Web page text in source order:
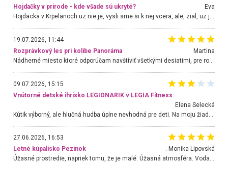
Hojdačky v prírode - kde všade sú ukryté?
Eva
Hojdacka v Krpelanoch uz nie je, vysli sme si k nej vcera, ale, zial, uz je znicena. Ak sem planujete cestu len kvoli hojdacke, mozete si ju usetrit. Krasny vyhlad je tu vsak aj bez hojdacky :-)
19.07.2026, 11:44
Rozprávkový les pri kolibe Panoráma
Martina
Nádherné miesto ktoré odporúčam navštíviť všetkými desiatimi, pre rodiny s deťmi, dôchodcom... Proste a jednoducho ozaj rozprávkový les.. určite ešte prídeme. Odniesli sme si na pamiatku krásne tričká,
09.07.2026, 15:15
Vnútorné detské ihrisko LEGIONARIK v LEGIA Fitness
Elena Selecká
27.06.2026, 16:53
Letné kúpalisko Pezinok
. Monika Lipovská
Úžasné prostredie, napriek tomu, že je malé. Úžasná atmosféra. Voda fantastická a nádherná. Ľudí je pomerne veľa, ale su mili a ohľaduplní. Je veľmi zaujímavé sledovať, ako dokážu spolu športovať cudzí ľudia a bez ohľadu na vek. Vládne tu pohoda. Vnuka neviem dostať z vody. Ďakujem za krásny deň . Urcite sa sem vrátim. Jediný problém je s parkovaním, ale aj ten sa mi podarilo vyriešiť. Monika Bratislava